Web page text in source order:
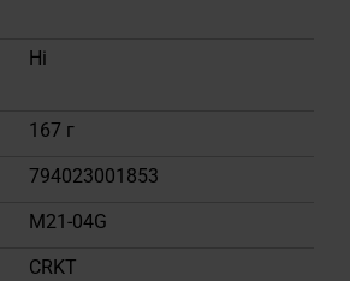
Ні
167 г
794023001853
M21-04G
CRKT